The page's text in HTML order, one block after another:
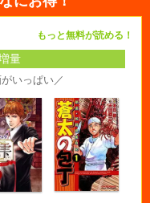
もっと無料が読める！
量
いっぱい／